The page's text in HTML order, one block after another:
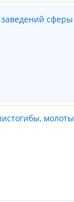
сферы
молоты